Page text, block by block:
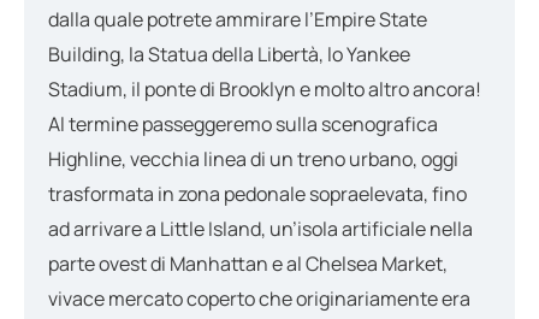
dalla quale potrete ammirare l’Empire State
Building, la Statua della Libertà, lo Yankee
Stadium, il ponte di Brooklyn e molto altro ancora!
Al termine passeggeremo sulla scenografica
Highline, vecchia linea di un treno urbano, oggi
trasformata in zona pedonale sopraelevata, fino
ad arrivare a Little Island, un’isola artificiale nella
parte ovest di Manhattan e al Chelsea Market,
vivace mercato coperto che originariamente era